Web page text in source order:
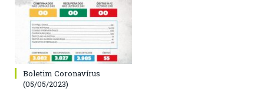
Boletim Coronavírus
(05/05/2023)